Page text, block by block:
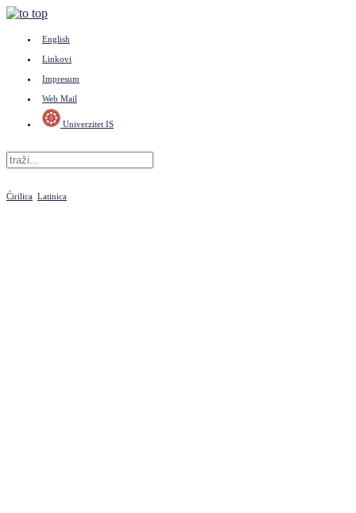
English
Linkovi
Impresum
Web Mail
Univerzitet IS
Ćirilica Latinica